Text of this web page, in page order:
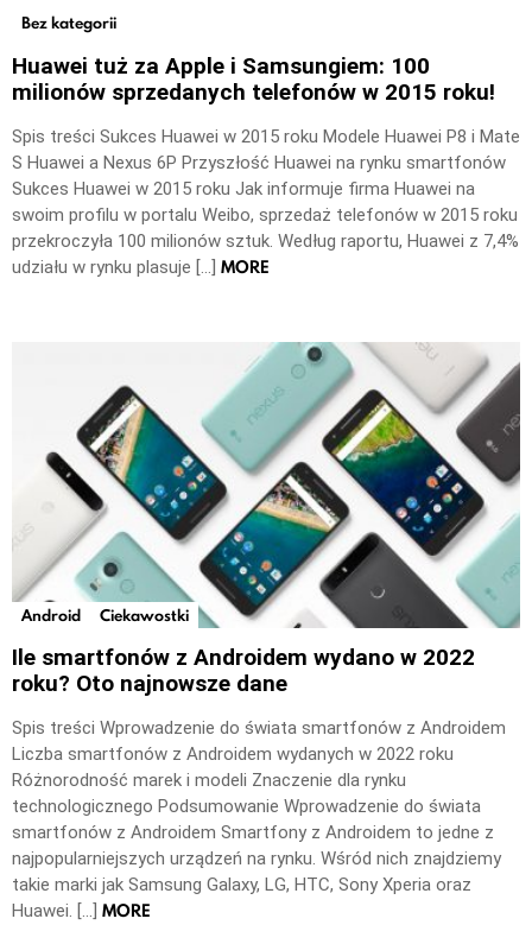
Bez kategorii
Huawei tuż za Apple i Samsungiem: 100
milionów sprzedanych telefonów w 2015 roku!
Spis treści Sukces Huawei w 2015 roku Modele Huawei P8 i Mate
S Huawei a Nexus 6P Przyszłość Huawei na rynku smartfonów
Sukces Huawei w 2015 roku Jak informuje firma Huawei na
swoim profilu w portalu Weibo, sprzedaż telefonów w 2015 roku
przekroczyła 100 milionów sztuk. Według raportu, Huawei z 7,4%
udziału w rynku plasuje […] MORE
Android Ciekawostki
Ile smartfonów z Androidem wydano w 2022
roku? Oto najnowsze dane
Spis treści Wprowadzenie do świata smartfonów z Androidem
Liczba smartfonów z Androidem wydanych w 2022 roku
Różnorodność marek i modeli Znaczenie dla rynku
technologicznego Podsumowanie Wprowadzenie do świata
smartfonów z Androidem Smartfony z Androidem to jedne z
najpopularniejszych urządzeń na rynku. Wśród nich znajdziemy
takie marki jak Samsung Galaxy, LG, HTC, Sony Xperia oraz
Huawei. […] MORE